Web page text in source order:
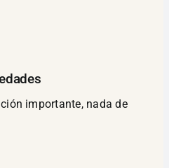
importante, nada de